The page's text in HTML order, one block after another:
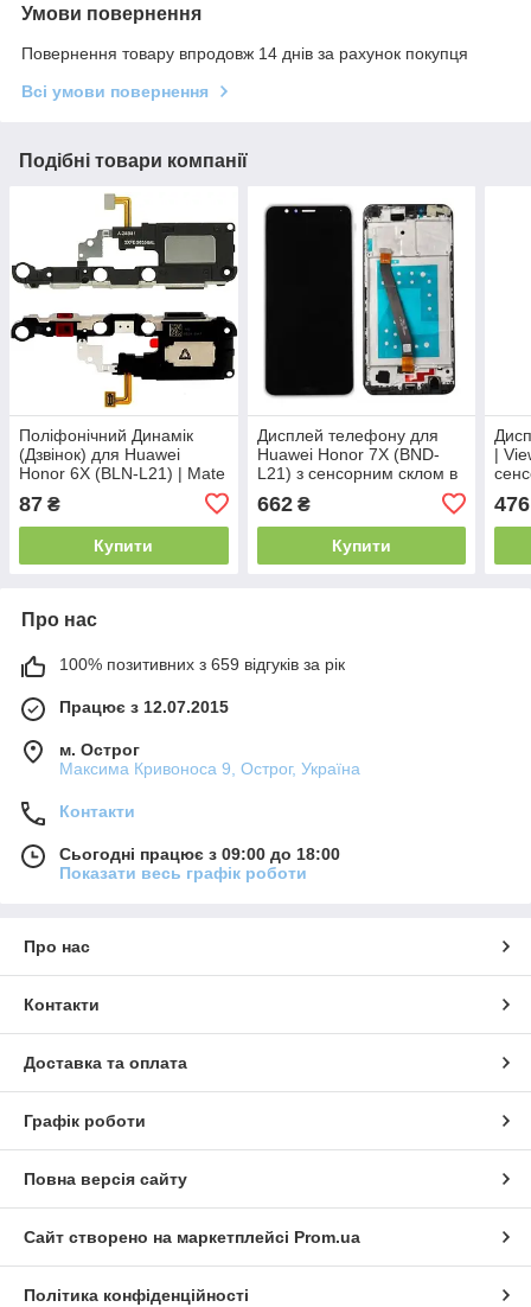
Умови повернення
Повернення товару впродовж 14 днів за рахунок покупця
Всі умови повернення
Подібні товари компанії
Поліфонічний Динамік
(Дзвінок) для Huawei
Honor 6X (BLN-L21) | Mate
рамкою
87 ₴
Купити
Дисплей телефону для
Huawei Honor 7X (BND-
L21) з сенсорним склом в
рамці (Чорний) Оригінал
Китай
662₴
Купити
|
476
Про нас
100% позитивних з 659 відгуків за рік
Працює з 12.07.2015
м. Острог
Максима Кривоноса 9, Острог, Україна
Контакти
Сьогодні працює з 09:00 до 18:00
Показати весь графік роботи
Про нас
Контакти
Доставка та оплата
Графік роботи
Повна версія сайту
Сайт створено на маркетплейсі Prom.ua
Політика конфіденційності